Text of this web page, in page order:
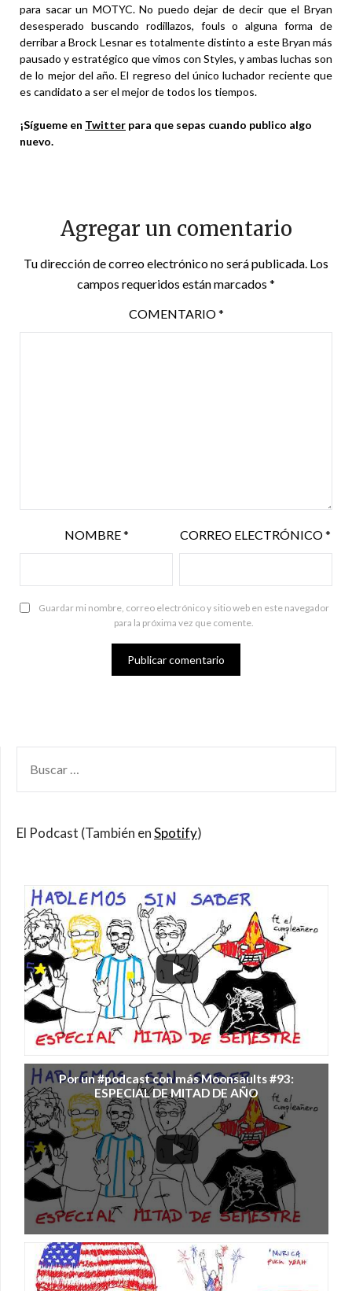
para sacar un MOTYC. No puedo dejar de decir que el Bryan
desesperado buscando rodillazos, fouls o alguna forma de
derribar a Brock Lesnar es totalmente distinto a este Bryan más
pausado y estratégico que vimos con Styles, y ambas luchas son
de lo mejor del año. El regreso del único luchador reciente que
es candidato a ser el mejor de todos los tiempos.
¡Sígueme en Twitter para que sepas cuando publico algo
nuevo.
Agregar un comentario
Tu dirección de correo electrónico no será publicada. Los
campos requeridos están marcados *
COMENTARIO*
NOMBRE* CORREO ELECTRÓNICO*
Guardar mi nombre, correo electrónico y sitio web en este navegador
para la próxima vez que comente.
POR:
El Podcast (También enSpotify)
Por un #podcast con más Moonsaults #93:
ESPECIAL DE MITAD DE AÑO